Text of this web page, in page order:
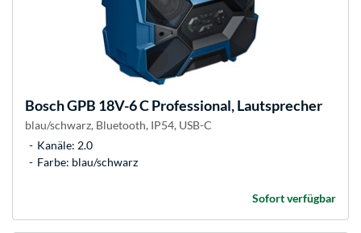
BoschGPB 18V-6 C Professional, Lautsprecher
blau/schwarz, Bluetooth, IP54, USB-C
Kanäle: 2.0
Farbe: blau/schwarz
Sofort verfügbar